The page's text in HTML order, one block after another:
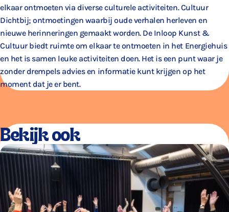
elkaar ontmoeten via diverse culturele activiteiten. Cultuur
Dichtbij; ontmoetingen waarbij oude verhalen herleven en
nieuwe herinneringen gemaakt worden. De Inloop Kunst &
Cultuur biedt ruimte om elkaar te ontmoeten in het Energiehuis
en het is samen leuke activiteiten doen. Het is een punt waar je
zonder drempels advies en informatie kunt krijgen op het
moment dat je er bent.
Bekijk ook